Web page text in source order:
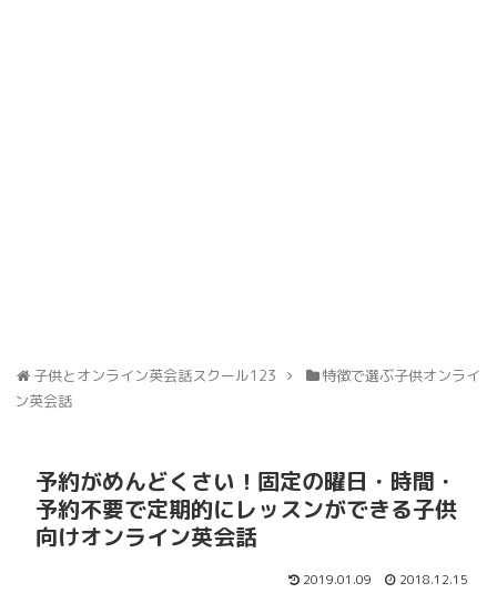
子供とオンライン英会話スクール123
特徴で選ぶ子供オンライ
ン英会話
予約がめんどくさい！固定の曜日・時間・
予約不要で定期的にレッスンができる子供
向けオンライン英会話
2019.01.09 2018.12.15